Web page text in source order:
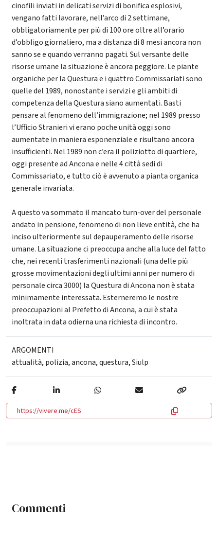
cinofili inviati in delicati servizi di bonifica esplosivi,
vengano fatti lavorare, nell’arco di 2 settimane,
obbligatoriamente per più di 100 ore oltre all’orario
d’obbligo giornaliero, ma a distanza di 8 mesi ancora non
sanno se e quando verranno pagati. Sul versante delle
risorse umane la situazione è ancora peggiore. Le piante
organiche per la Questura e i quattro Commissariati sono
quelle del 1989, nonostante i servizi e gli ambiti di
competenza della Questura siano aumentati. Basti
pensare al fenomeno dell’immigrazione; nel 1989 presso
l’Ufficio Stranieri vi erano poche unità oggi sono
aumentate in maniera esponenziale e risultano ancora
insufficienti. Nel 1989 non c’era il poliziotto di quartiere,
oggi presente ad Ancona e nelle 4 città sedi di
Commissariato, e tutto ciò è avvenuto a pianta organica
generale invariata.
A questo va sommato il mancato turn-over del personale
andato in pensione, fenomeno di non lieve entità, che ha
inciso ulteriormente sul depauperamento delle risorse
umane. La situazione ci preoccupa anche alla luce del fatto
che, nei recenti trasferimenti nazionali (una delle più
grosse movimentazioni degli ultimi anni per numero di
personale circa 3000) la Questura di Ancona non è stata
minimamente interessata. Esterneremo le nostre
preoccupazioni al Prefetto di Ancona, a cui è stata
inoltrata in data odierna una richiesta di incontro.
ARGOMENTI
attualità, polizia,ancona,questura,Siulp
https://vivere.me/cES
Commenti